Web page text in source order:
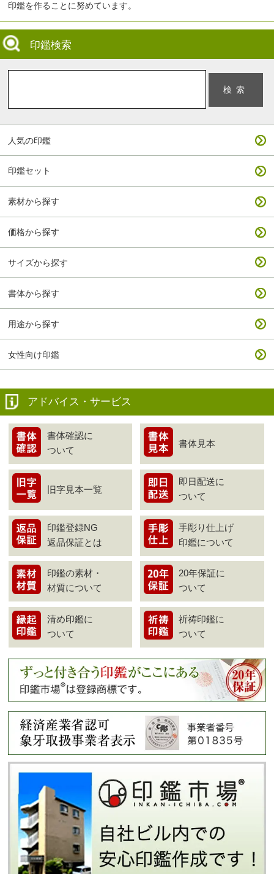
印鑑を作ることに努めています。
印鑑検索
人気の印鑑
印鑑セット
素材から探す
価格から探す
サイズから探す
書体から探す
用途から探す
女性向け印鑑
アドバイス・サービス
書体確認に
ついて
書体見本
旧字見本一覧
即日配送に
ついて
印鑑登録NG
返品保証とは
手彫り仕上げ
印鑑について
印鑑の素材・
材質について
20年保証に
ついて
清め印鑑に
ついて
祈祷印鑑に
ついて